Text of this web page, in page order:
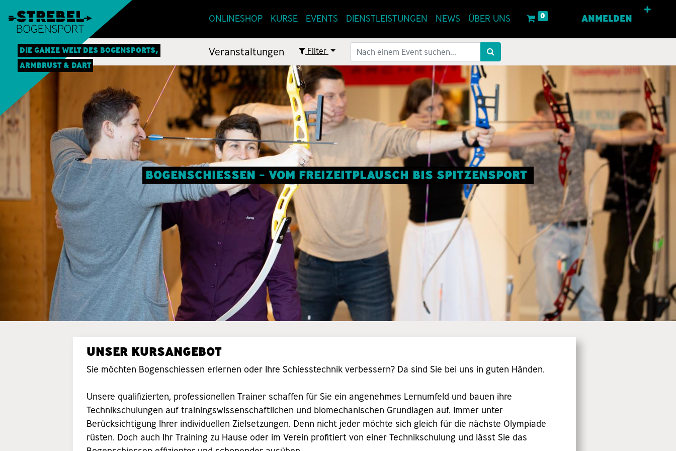
DIE GANZE WELT DES BOGENSPORTS,
ARMBRUST & DART
ONLINESHOP KURSE EVENTS DIENSTLEISTUNGEN NEWS ÜBER UNS 0 ANMELDEN
Veranstaltungen Filter
BOGENSCHIESSEN - VOM FREIZEITPLAUSCH BIS SPITZENSPORT
UNSER KURSANGEBOT
Sie möchten Bogenschiessen erlernen oder Ihre Schiesstechnik verbessern? Da sind Sie bei uns in guten Händen.
Unsere qualifizierten, professionellen Trainer schaffen für Sie ein angenehmes Lernumfeld und bauen ihre
Technikschulungen auf trainingswissenschaftlichen und biomechanischen Grundlagen auf. Immer unter
Berücksichtigung Ihrer individuellen Zielsetzungen. Denn nicht jeder möchte sich gleich für die nächste Olympiade
rüsten. Doch auch Ihr Training zu Hause oder im Verein profitiert von einer Technikschulung und lässt Sie das